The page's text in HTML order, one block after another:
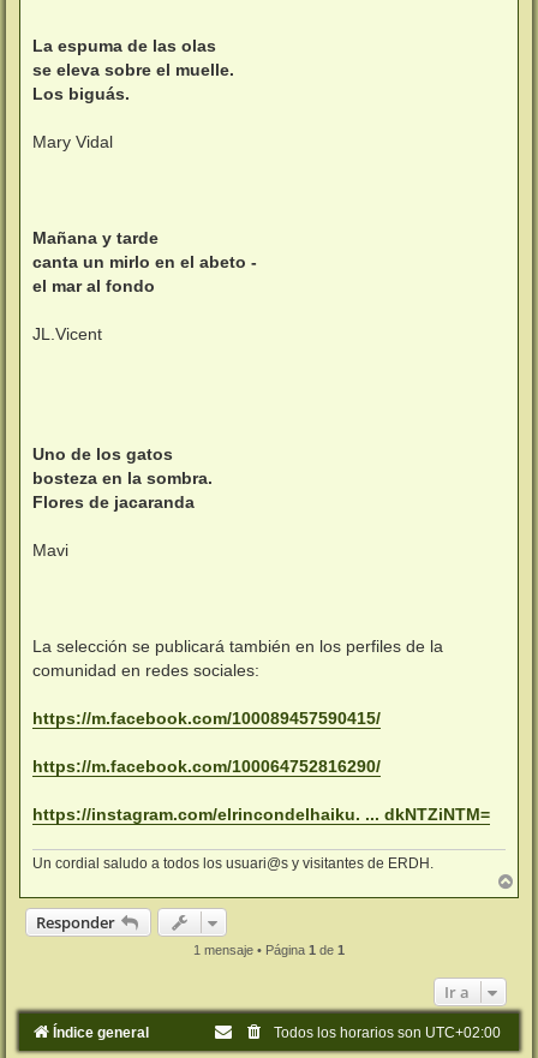
La espuma de las olas
se eleva sobre el muelle.
Los biguás.
Mary Vidal
Mañana y tarde
canta un mirlo en el abeto -
el mar al fondo
JL.Vicent
Uno de los gatos
bosteza en la sombra.
Flores de jacaranda
Mavi
La selección se publicará también en los perfiles de la
comunidad en redes sociales:
https://m.facebook.com/100089457590415/
https://m.facebook.com/100064752816290/
https://instagram.com/elrincondelhaiku. ... dkNTZiNTM=
Un cordial saludo a todos los usuari@s y visitantes de ERDH.
r
Responder
1 mensaje • Página 1 de 1
Ir a
Índice general Todos los horarios son UTC+02:00